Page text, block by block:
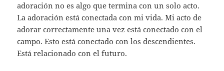
adoración no es algo que termina con un solo acto.
La adoración está conectada con mi vida. Mi acto de
adorar correctamente una vez está conectado con el
campo. Esto está conectado con los descendientes.
Está relacionado con el futuro.